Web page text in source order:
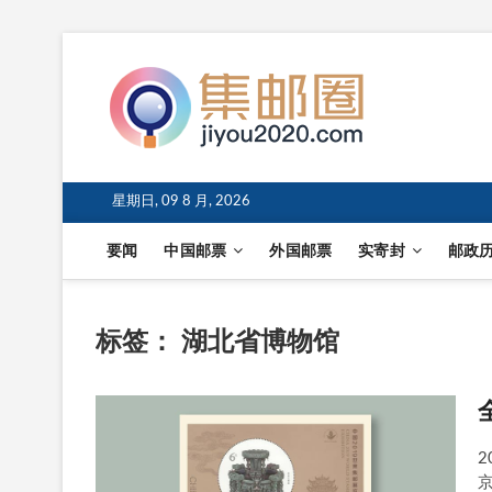
星期日, 09 8 月, 2026
要闻 中国邮票 外国邮票 实寄封 邮政
标签： 湖北省博物馆